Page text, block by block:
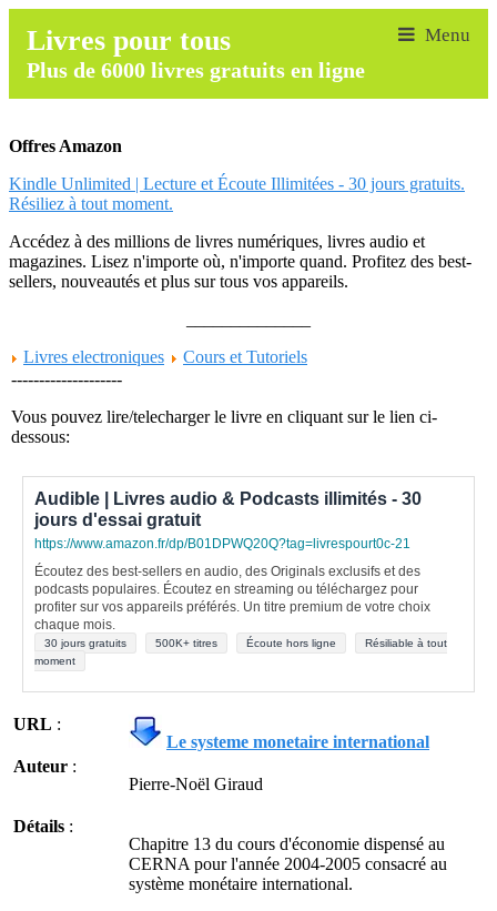
Livres pour tous
Plus de 6000 livres gratuits en ligne
Offres Amazon
Kindle Unlimited | Lecture et Écoute Illimitées - 30 jours gratuits.
Résiliez à tout moment.
Accédez à des millions de livres numériques, livres audio et
magazines. Lisez n'importe où, n'importe quand. Profitez des best-
sellers, nouveautés et plus sur tous vos appareils.
Livres electroniques
Cours et Tutoriels
--------------------
Vous pouvez lire/telecharger le livre en cliquant sur le lien ci-
dessous:
Audible | Livres audio & Podcasts illimités - 30
jours d'essai gratuit
https://www.amazon.fr/dp/B01DPWQ20Q?tag=livrespourt0c-21
Écoutez des best-sellers en audio, des Originals exclusifs et des
podcasts populaires. Écoutez en streaming ou téléchargez pour
profiter sur vos appareils préférés. Un titre premium de votre choix
chaque mois.
30 jours gratuits 500K+ titres Écoute hors ligne
Résiliable à tout
moment
URL :
Le systeme monetaire international
Auteur :
Pierre-Noël Giraud
Détails :
Chapitre 13 du cours d'économie dispensé au
CERNA pour l'année 2004-2005 consacré au
système monétaire international.